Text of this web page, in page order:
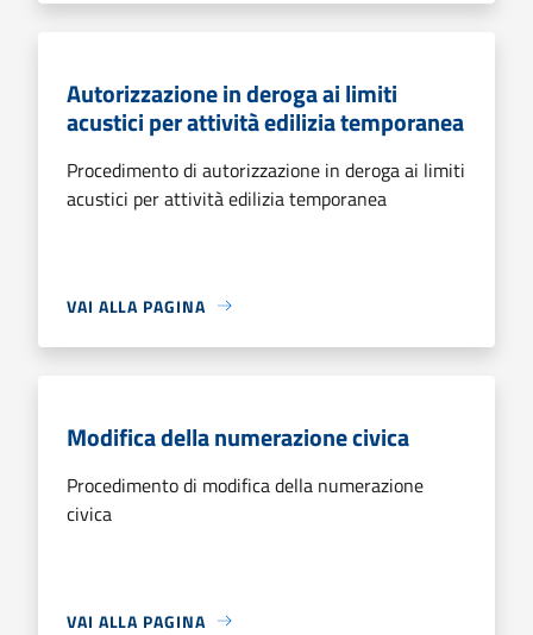
Autorizzazione in deroga ai limiti
acustici per attività edilizia temporanea
Procedimento di autorizzazione in deroga ai limiti
acustici per attività edilizia temporanea
VAI ALLA PAGINA
Modifica della numerazione civica
Procedimento di modifica della numerazione
civica
VAI ALLA PAGINA